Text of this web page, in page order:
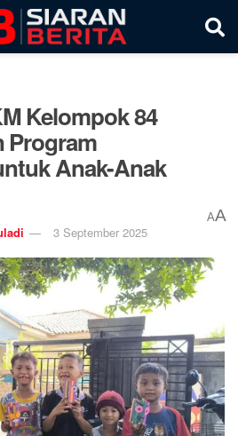
Kelompok 84
Program
Anak-Anak
3 September 2025
AA